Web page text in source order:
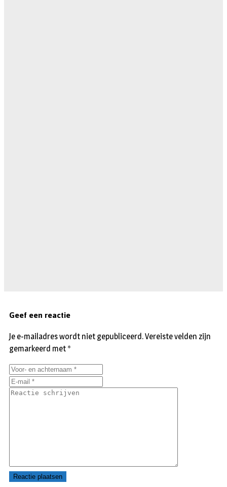
Geef een reactie
Je e-mailadres wordt niet gepubliceerd.Vereiste velden zijn
gemarkeerd met *